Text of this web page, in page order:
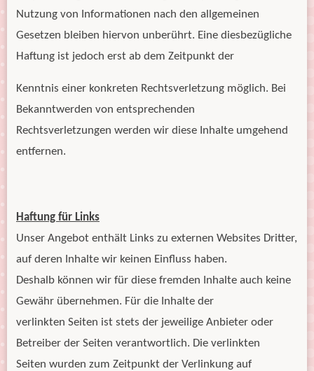
Nutzung von Informationen nach den allgemeinen
Gesetzen bleiben hiervon unberührt. Eine diesbezügliche
Haftung ist jedoch erst ab dem Zeitpunkt der
Kenntnis einer konkreten Rechtsverletzung möglich. Bei
Bekanntwerden von entsprechenden
Rechtsverletzungen werden wir diese Inhalte umgehend
entfernen.
Haftung für Links
Unser Angebot enthält Links zu externen Websites Dritter,
auf deren Inhalte wir keinen Einfluss haben.
Deshalb können wir für diese fremden Inhalte auch keine
Gewähr übernehmen. Für die Inhalte der
verlinkten Seiten ist stets der jeweilige Anbieter oder
Betreiber der Seiten verantwortlich. Die verlinkten
Seiten wurden zum Zeitpunkt der Verlinkung auf